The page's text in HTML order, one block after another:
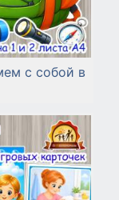
с собой в